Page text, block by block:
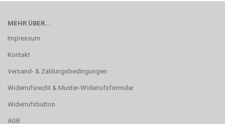
MEHR ÜBER...
Impressum
Kontakt
Versand- & Zahlungsbedingungen
Widerrufsrecht & Muster-Widerrufsformular
Widerrufsbutton
AGB